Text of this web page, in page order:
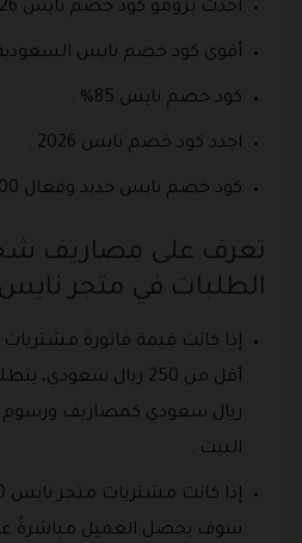
أحدث برومو كود خصم نايس 2026 .
أقوى كود خصم نايس
كود خصم نايس 85% .
اجدد كود خصم نايس 2026 .
كود خصم نايس جديد وفعال 100% .
تعرف على مصاريف
الطلبات في متجر
إذا كانت قيمة فاتورة
ريال سعودي كمصاريف
البيت .
سوف يحصل العميل مباشرةً